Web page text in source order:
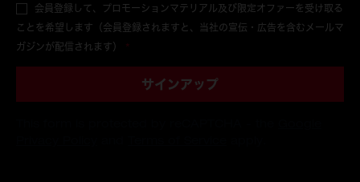
会員登録して、プロモーションマテリアル及び限定オファーを受け取る
ことを希望します（会員登録されますと、当社の宣伝・広告を含むメールマ
ガジンが配信されます） *
サインアップ